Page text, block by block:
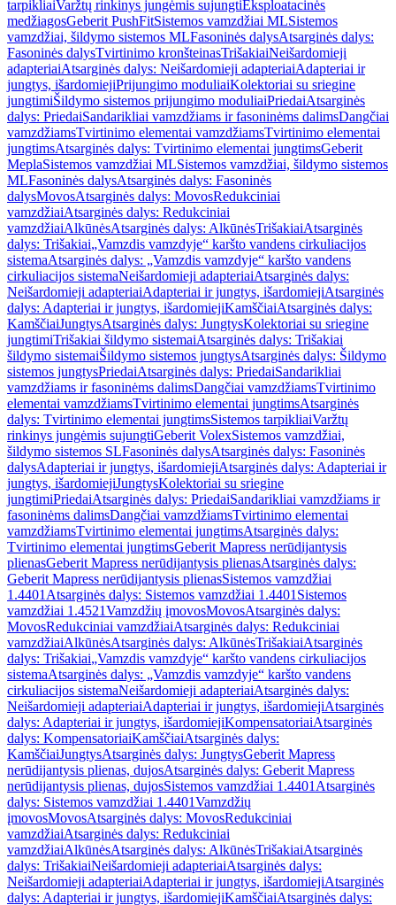
tarpikliaiVaržtų rinkinys jungėmis sujungtiEksploatacinės
medžiagosGeberit PushFitSistemos vamzdžiai MLSistemos
vamzdžiai, šildymo sistemos MLFasoninės dalysAtsarginės dalys:
Fasoninės dalysTvirtinimo kronšteinasTrišakiaiNeišardomieji
adapteriaiAtsarginės dalys: Neišardomieji adapteriaiAdapteriai ir
jungtys, išardomiejiPrijungimo moduliaiKolektoriai su sriegine
jungtimiŠildymo sistemos prijungimo moduliaiPriedaiAtsarginės
dalys: PriedaiSandarikliai vamzdžiams ir fasoninėms dalimsDangčiai
vamzdžiamsTvirtinimo elementai vamzdžiamsTvirtinimo elementai
jungtimsAtsarginės dalys: Tvirtinimo elementai jungtimsGeberit
MeplaSistemos vamzdžiai MLSistemos vamzdžiai, šildymo sistemos
MLFasoninės dalysAtsarginės dalys: Fasoninės
dalysMovosAtsarginės dalys: MovosRedukciniai
vamzdžiaiAtsarginės dalys: Redukciniai
vamzdžiaiAlkūnėsAtsarginės dalys: AlkūnėsTrišakiaiAtsarginės
dalys: Trišakiai„Vamzdis vamzdyje“ karšto vandens cirkuliacijos
sistemaAtsarginės dalys: „Vamzdis vamzdyje“ karšto vandens
cirkuliacijos sistemaNeišardomieji adapteriaiAtsarginės dalys:
Neišardomieji adapteriaiAdapteriai ir jungtys, išardomiejiAtsarginės
dalys: Adapteriai ir jungtys, išardomiejiKamščiaiAtsarginės dalys:
KamščiaiJungtysAtsarginės dalys: JungtysKolektoriai su sriegine
jungtimiTrišakiai šildymo sistemaiAtsarginės dalys: Trišakiai
šildymo sistemaiŠildymo sistemos jungtysAtsarginės dalys: Šildymo
sistemos jungtysPriedaiAtsarginės dalys: PriedaiSandarikliai
vamzdžiams ir fasoninėms dalimsDangčiai vamzdžiamsTvirtinimo
elementai vamzdžiamsTvirtinimo elementai jungtimsAtsarginės
dalys: Tvirtinimo elementai jungtimsSistemos tarpikliaiVaržtų
rinkinys jungėmis sujungtiGeberit VolexSistemos vamzdžiai,
šildymo sistemos SLFasoninės dalysAtsarginės dalys: Fasoninės
dalysAdapteriai ir jungtys, išardomiejiAtsarginės dalys: Adapteriai ir
jungtys, išardomiejiJungtysKolektoriai su sriegine
jungtimiPriedaiAtsarginės dalys: PriedaiSandarikliai vamzdžiams ir
fasoninėms dalimsDangčiai vamzdžiamsTvirtinimo elementai
vamzdžiamsTvirtinimo elementai jungtimsAtsarginės dalys:
Tvirtinimo elementai jungtimsGeberit Mapress nerūdijantysis
plienasGeberit Mapress nerūdijantysis plienasAtsarginės dalys:
Geberit Mapress nerūdijantysis plienasSistemos vamzdžiai
1.4401 Atsarginės dalys: Sistemos vamzdžiai 1.4401 Sistemos
vamzdžiai 1.4521Vamzdžių įmovosMovosAtsarginės dalys:
MovosRedukciniai vamzdžiaiAtsarginės dalys: Redukciniai
vamzdžiaiAlkūnėsAtsarginės dalys: AlkūnėsTrišakiaiAtsarginės
dalys: Trišakiai„Vamzdis vamzdyje“ karšto vandens cirkuliacijos
sistemaAtsarginės dalys: „Vamzdis vamzdyje“ karšto vandens
cirkuliacijos sistemaNeišardomieji adapteriaiAtsarginės dalys:
Neišardomieji adapteriaiAdapteriai ir jungtys, išardomiejiAtsarginės
dalys: Adapteriai ir jungtys, išardomiejiKompensatoriaiAtsarginės
dalys: KompensatoriaiKamščiaiAtsarginės dalys:
KamščiaiJungtysAtsarginės dalys: JungtysGeberit Mapress
nerūdijantysis plienas, dujosAtsarginės dalys: Geberit Mapress
nerūdijantysis plienas, dujosSistemos vamzdžiai 1.4401 Atsarginės
dalys: Sistemos vamzdžiai 1.4401Vamzdžių
įmovosMovosAtsarginės dalys: MovosRedukciniai
vamzdžiaiAtsarginės dalys: Redukciniai
vamzdžiaiAlkūnėsAtsarginės dalys: AlkūnėsTrišakiaiAtsarginės
dalys: TrišakiaiNeišardomieji adapteriaiAtsarginės dalys:
Neišardomieji adapteriaiAdapteriai ir jungtys, išardomiejiAtsarginės
dalys: Adapteriai ir jungtys, išardomiejiKamščiaiAtsarginės dalys: